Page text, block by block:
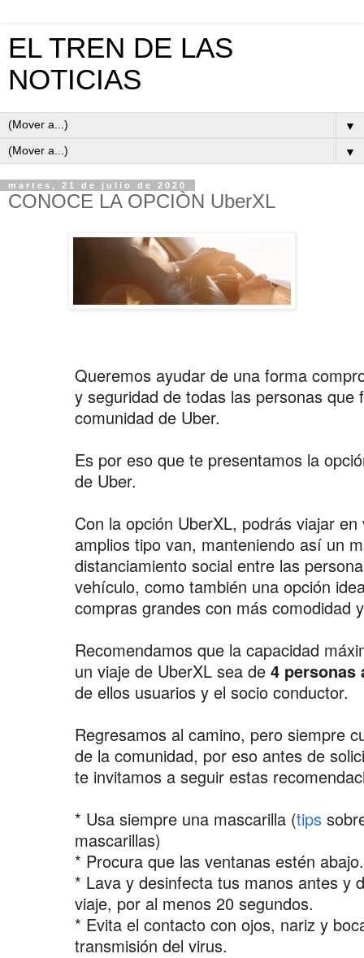
EL TREN DE LAS
NOTICIAS
▼
▼
martes, 21 de julio de 2020
CONOCE LA OPCIÒN UberXL
Queremos ayudar de una forma
y seguridad de todas las personas que
comunidad de Uber.
Es por eso que te presentamos la
de Uber.
Con la opción UberXL, podrás viajar
amplios tipo van, manteniendo así un
distanciamiento social entre las
vehículo, como también una opción
compras grandes con más comodidad
Recomendamos que la capacidad
un viaje de UberXL sea de 4 personas
de ellos usuarios y el socio conductor.
Regresamos al camino, pero siempre
de la comunidad, por eso antes de
te invitamos a seguir estas
* Usa siempre una mascarilla (tips
mascarillas)
* Procura que las ventanas estén abajo.
* Lava y desinfecta tus manos antes y
viaje, por al menos 20 segundos.
* Evita el contacto con ojos, nariz y
transmisión del virus.